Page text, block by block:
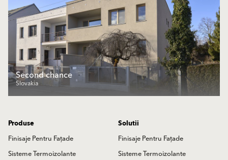
Second chance
Slovakia
Produse
Finisaje Pentru Fațade
Sisteme Termoizolante
Solutii
Finisaje Pentru Fațade
Sisteme Termoizolante